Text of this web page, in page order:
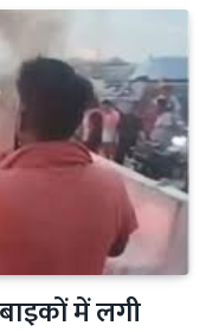
बाइकों में लगी